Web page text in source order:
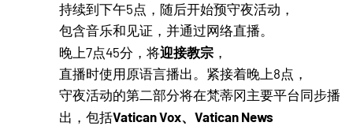
持续到下午5点，随后开始预守夜活动，
包含音乐和见证，并通过网络直播。
晚上7点45分，将迎接教宗 ，
直播时使用原语言播出。紧接着晚上8点，
守夜活动的第二部分将在梵蒂冈主要平台同步播
出，包括Vatican Vox、Vatican News